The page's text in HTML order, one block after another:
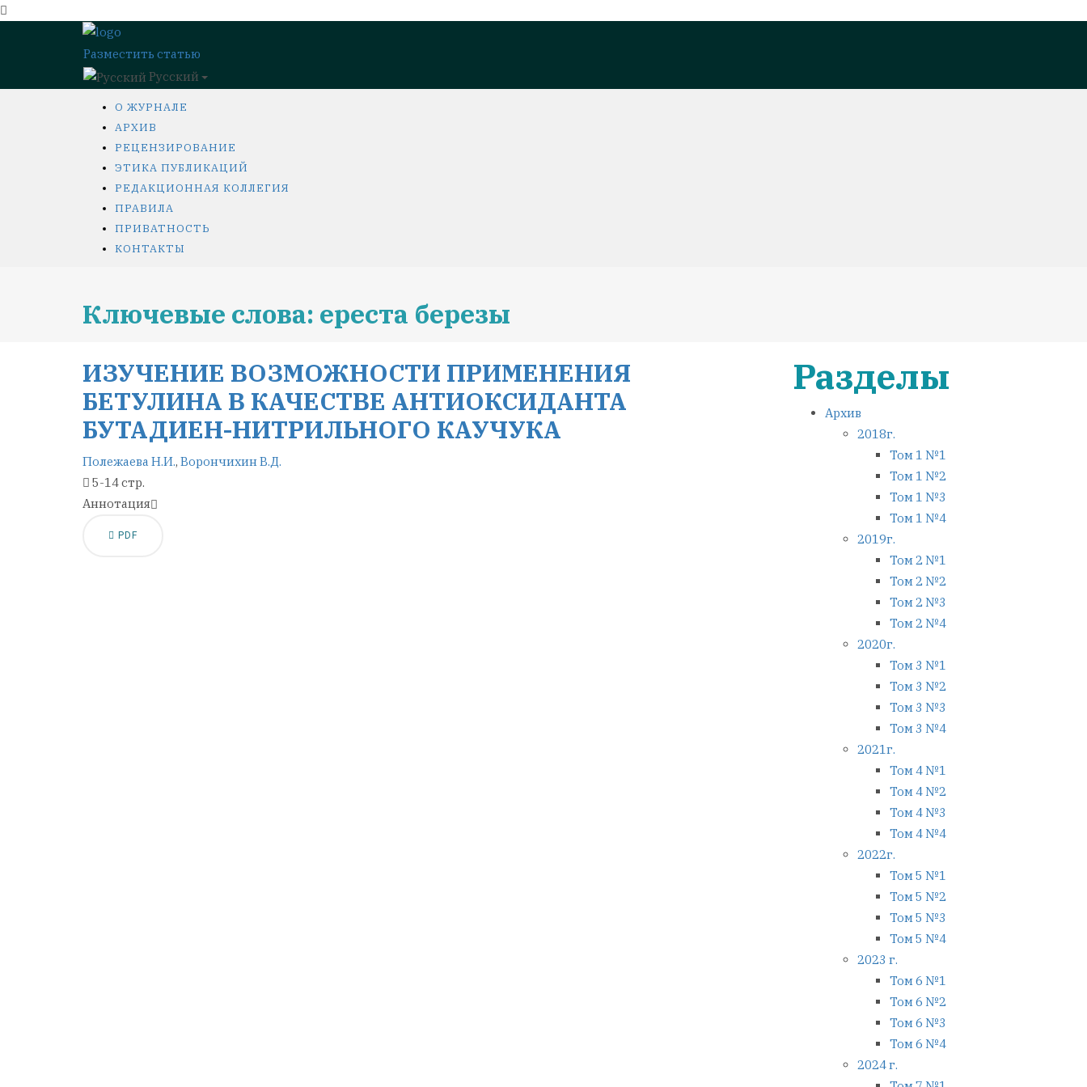
Разместить статью
Русский
О ЖУРНАЛЕ
АРХИВ
РЕЦЕНЗИРОВАНИЕ
ЭТИКА ПУБЛИКАЦИЙ
РЕДАКЦИОННАЯ КОЛЛЕГИЯ
ПРАВИЛА
ПРИВАТНОСТЬ
КОНТАКТЫ
Ключевые слова: ереста березы
ИЗУЧЕНИЕ ВОЗМОЖНОСТИ ПРИМЕНЕНИЯ
БЕТУЛИНА В КАЧЕСТВЕ АНТИОКСИДАНТА
БУТАДИЕН-НИТРИЛЬНОГО КАУЧУКА
Полежаева Н.И., Ворончихин В.Д.
5-14 стр.
Аннотация
PDF
Разделы
Архив
2018г.
Том 1 №1
Том 1 №2
Том 1 №3
Том 1 №4
2019г.
Том 2 №1
Том 2 №2
Том 2 №3
Том 2 №4
2020г.
Том 3 №1
Том 3 №2
Том 3 №3
Том 3 №4
2021г.
Том 4 №1
Том 4 №2
Том 4 №3
Том 4 №4
2022г.
Том 5 №1
Том 5 №2
Том 5 №3
Том 5 №4
2023 г.
Том 6 №1
Том 6 №2
Том 6 №3
Том 6 №4
2024 г.